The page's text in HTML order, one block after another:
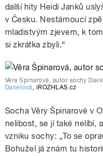
další hity Heidi Janků
v Česku. Nestárnoucí
mladistvým zjevem, k
si zkrátka zbyli.“
Věra Špinarová, autor sochy
Danelová, iROZHLAS.cz
Socha Věry Špinarové v
nelibost, se jí také nelíbí,
vzniku sochy: „To se
Bohužel já znám tu